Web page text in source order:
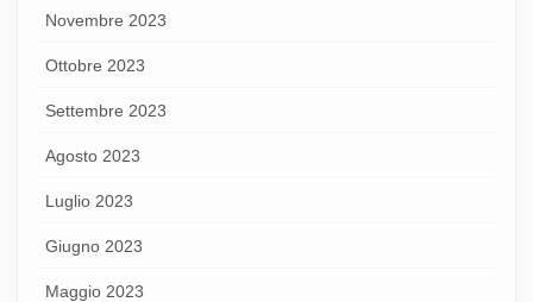
Novembre 2023
Ottobre 2023
Settembre 2023
Agosto 2023
Luglio 2023
Giugno 2023
Maggio 2023